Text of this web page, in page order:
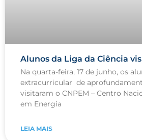
Alunos da Liga da Ciência
Na quarta-feira, 17 de junho, os
extracurricular de
visitaram o CNPEM – Centro
em Energia
LEIA MAIS